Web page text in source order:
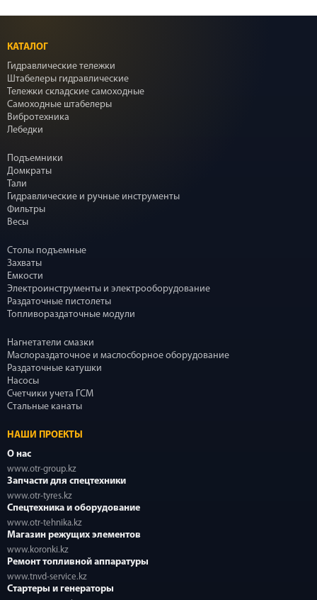
КАТАЛОГ
Гидравлические тележки
Штабелеры гидравлические
Тележки складские самоходные
Самоходные штабелеры
Вибротехника
Лебедки
Подъемники
Домкраты
Тали
Гидравлические и ручные инструменты
Фильтры
Весы
Столы подъемные
Захваты
Емкости
Электроинструменты и электрооборудование
Раздаточные пистолеты
Топливораздаточные модули
Нагнетатели смазки
Маслораздаточное и маслосборное оборудование
Раздаточные катушки
Насосы
Счетчики учета ГСМ
Стальные канаты
НАШИ ПРОЕКТЫ
О нас
www.otr-group.kz
Запчасти для спецтехники
www.otr-tyres.kz
Спецтехника и оборудование
www.otr-tehnika.kz
Магазин режущих элементов
www.koronki.kz
Ремонт топливной аппаратуры
www.tnvd-service.kz
Стартеры и генераторы